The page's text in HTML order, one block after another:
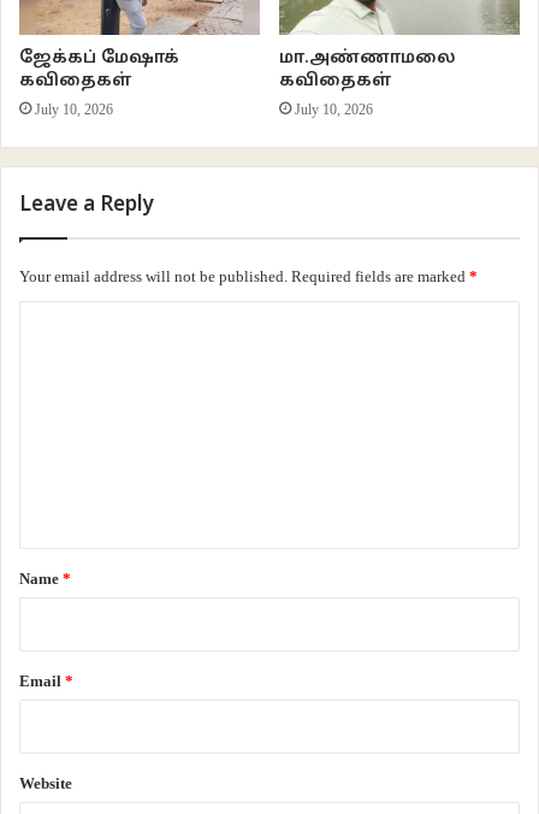
ஜேக்கப் மேஷாக்
கவிதைகள்
July 10, 2026
மா.அண்ணாமலை
கவிதைகள்
July 10, 2026
Leave a Reply
Your email address will not be published. Required fields are marked *
*
Name *
Email *
Website